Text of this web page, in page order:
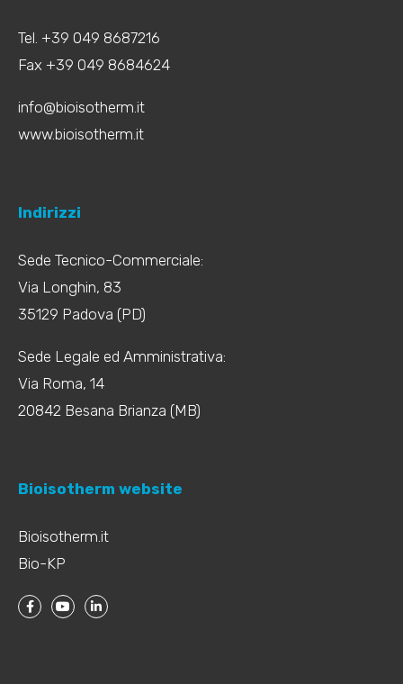
Tel. +39 049 8687216
Fax +39 049 8684624
info@bioisotherm.it
www.bioisotherm.it
Indirizzi
Sede Tecnico-Commerciale:
Via Longhin, 83
35129 Padova (PD)
Sede Legale ed Amministrativa:
Via Roma, 14
20842 Besana Brianza (MB)
Bioisotherm website
Bioisotherm.it
Bio-KP